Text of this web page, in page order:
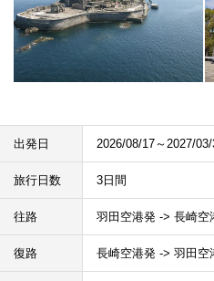
出発日 2026/08/17～2027/03/
旅行日数 3日間
往路 羽田空港発 -> 長崎空
復路 長崎空港発 -> 羽田空